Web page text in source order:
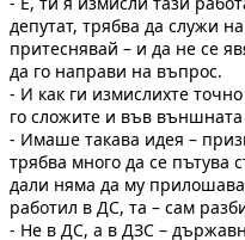
депутат, трябва да служи
притеснявай – и да не се
да го направи на въпрос.
- И как ги измислихте
го сложите и във външната
- Имаше такава идея –
трябва много да се пътува
дали няма да му
работил в ДС, та – сам
- Не в ДС, а в ДЗС –